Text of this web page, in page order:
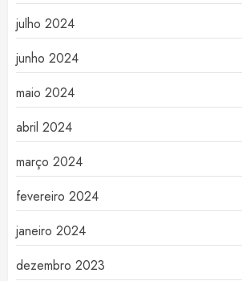
julho 2024
junho 2024
maio 2024
abril 2024
março 2024
fevereiro 2024
janeiro 2024
dezembro 2023